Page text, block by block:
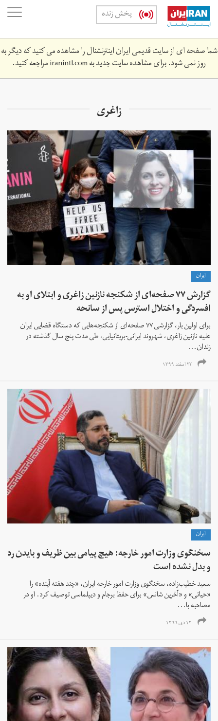
Skip
main
content
پخش زنده
شما صفحه ای از سایت قدیمی ایران اینترنشنال را مشاهده می کنید که دیگر به
روز نمی شود. برای مشاهده سایت جدید بهiranintl.comمراجعه کنید.
زاغری
ايران
گزارش ۷۷ صفحه‌ای از شکنجه‌ نازنین زاغری و ابتلای او به
افسردگی و اختلال استرس پس از سانحه
برای اولین بار، گزارشی ۷۷ صفحه‌ای از شکنجه‌هایی که دستگاه قضایی ایران
علیه نازنین زاغری، شهروند ایرانی-بریتانیایی، طی مدت پنج سال گذشته در
زندان...
۲۲ اسفند ۱۳۹۹
ايران
سخنگوی وزارت امور خارجه: هیچ پیامی بین ظریف و بایدن رد
و بدل نشده است
سعید خطیب‌زاده، سخنگوی وزارت امور خارجه ایران، «چند هفته آینده» را
«حیاتی» و «آخرین شانس» برای حفظ برجام و دیپلماسی توصیف کرد. او در
مصاحبه با...
۱۳ دی ۱۳۹۹